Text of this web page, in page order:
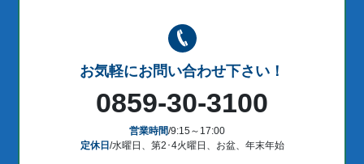
お気軽にお問い合わせ下さい！
0859-30-3100
営業時間/9:15～17:00
定休日 /水曜日、第2･4火曜日、お盆、年末年始